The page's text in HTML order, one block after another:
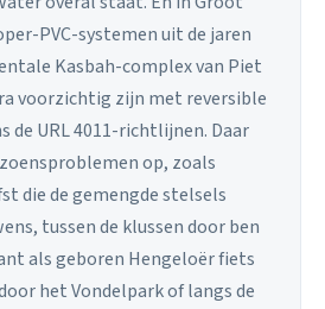
PVC-systemen uit de jaren
Kasbah-complex van Piet
voorzichtig zijn met reversible
de URL 4011-richtlijnen. Daar
op, zoals
die de gemengde stelsels
tussen de klussen door ben
als geboren Hengeloër fiets
het Vondelpark of langs de